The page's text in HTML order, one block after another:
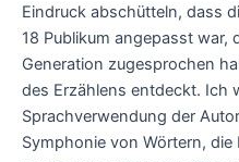
Eindruck abschütteln, dass
18 Publikum angepasst war,
Generation zugesprochen
des Erzählens entdeckt. Ich
Sprachverwendung der
Symphonie von Wörtern, die